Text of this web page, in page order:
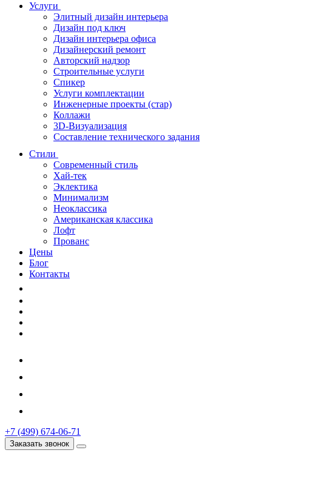
Услуги
Элитный дизайн интерьера
Дизайн под ключ
Дизайн интерьера офиса
Дизайнерский ремонт
Авторский надзор
Строительные услуги
Спикер
Услуги комплектации
Инженерные проекты (стар)
Коллажи
3D-Визуализация
Составление технического задания
Стили
Современный стиль
Хай-тек
Эклектика
Минимализм
Неоклассика
Американская классика
Лофт
Прованс
Цены
Блог
Контакты
+7 (499) 674-06-71
Заказать звонок